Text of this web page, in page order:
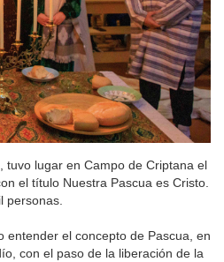
tuvo lugar en Campo de Criptana el
el título Nuestra Pascua es Cristo.
personas.
entender el concepto de Pascua, en
con el paso de la liberación de la